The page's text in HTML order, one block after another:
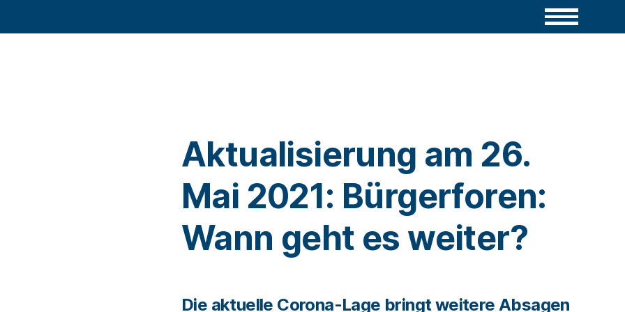
Aktualisierung am 26.
Mai 2021: Bürgerforen:
Wann geht es weiter?
Die aktuelle Corona-Lage bringt weitere Absagen